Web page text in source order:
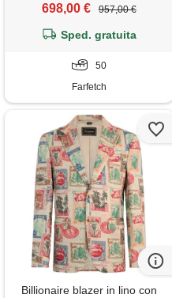
698,00 € 957,00 €
Sped. gratuita
50
Farfetch
Billionaire blazer in lino con